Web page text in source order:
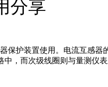
分享
护装置使用。电流互感器
，而次级线圈则与量测仪表